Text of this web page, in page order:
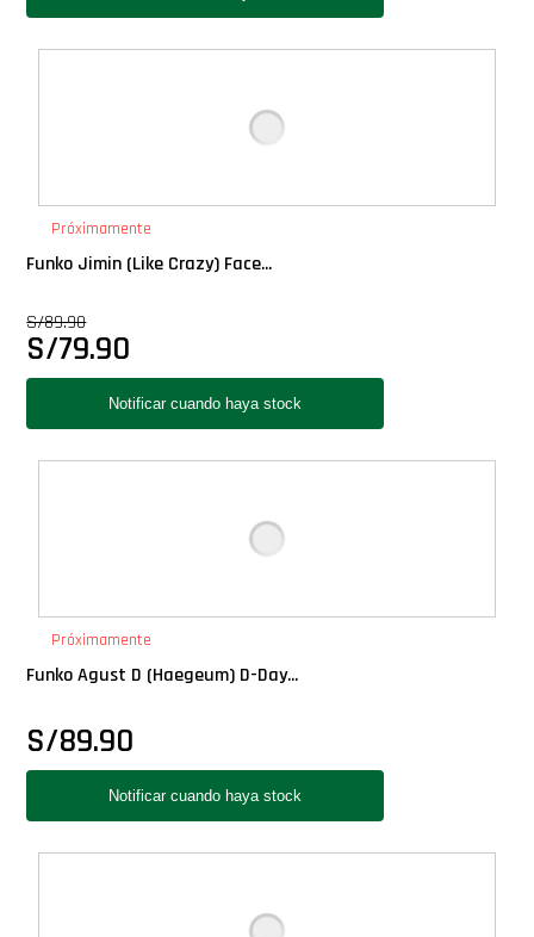
Próximamente
Funko Jimin (Like Crazy) Face...
S/89.90
S/79.90
Próximamente
Funko Agust D (Haegeum) D-Day...
S/89.90